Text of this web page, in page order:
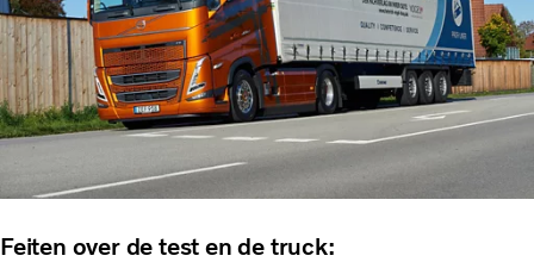
Feiten over de test en de truck: